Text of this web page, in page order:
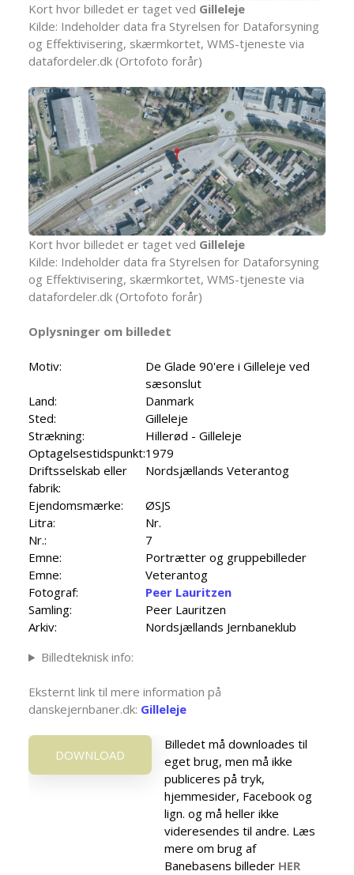
Kort hvor billedet er taget ved Gilleleje
Kilde: Indeholder data fra Styrelsen for Dataforsyning
og Effektivisering, skærmkortet, WMS-tjeneste via
datafordeler.dk (Ortofoto forår)
Kort hvor billedet er taget ved Gilleleje
Kilde: Indeholder data fra Styrelsen for Dataforsyning
og Effektivisering, skærmkortet, WMS-tjeneste via
datafordeler.dk (Ortofoto forår)
Oplysninger om billedet
Motiv:
De Glade 90'ere i Gilleleje ved
sæsonslut
Land:
Danmark
Sted:
Gilleleje
Strækning:
Hillerød - Gilleleje
Optagelsestidspunkt:1979
Driftsselskab eller
fabrik:
Nordsjællands Veterantog
Ejendomsmærke:
ØSJS
Litra:
Nr.
Nr.:
7
Emne:
Portrætter og gruppebilleder
Emne:
Veterantog
Fotograf:
Peer Lauritzen
Samling:
Peer Lauritzen
Arkiv:
Nordsjællands Jernbaneklub
Billedteknisk info:
Eksternt link til mere information på
danskejernbaner.dk: Gilleleje
DOWNLOAD
Billedet må downloades til
eget brug, men må ikke
publiceres på tryk,
hjemmesider, Facebook og
lign. og må heller ikke
videresendes til andre. Læs
mere om brug af
Banebasens billeder HER